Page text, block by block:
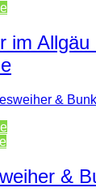
im Allgäu
&